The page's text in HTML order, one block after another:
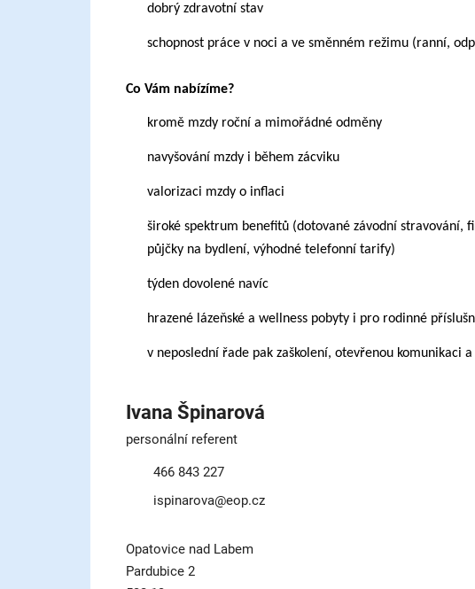
dobrý zdravotní stav
schopnost práce v noci a ve směnném režimu (ranní,
Co Vám nabízíme?
kromě mzdy roční a mimořádné odměny
navyšování mzdy i během zácviku
valorizaci mzdy o inflaci
široké spektrum benefitů (dotované závodní stravování,
půjčky na bydlení, výhodné telefonní tarify)
týden dovolené navíc
hrazené lázeňské a wellness pobyty i pro rodinné
v neposlední řade pak zaškolení, otevřenou komunikaci
Ivana Špinarová
personální referent
466 843 227
ispinarova@eop.cz
Opatovice nad Labem
Pardubice 2